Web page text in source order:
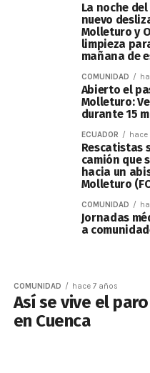
La noche
nuevo
Molleturo y
limpieza
mañana de
COMUNIDAD
Abierto el
Molleturo:
durante 15
ECUADOR hace
Rescatistas
camión que
hacia un
Molleturo
COMUNIDAD
Jornadas
a
COMUNIDAD hace 7 años
Así se vive el
en Cuenca